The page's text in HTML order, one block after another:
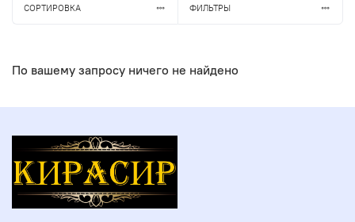
СОРТИРОВКА ФИЛЬТРЫ
По вашему запросу ничего не найдено